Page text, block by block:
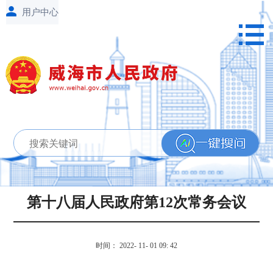
第十八届人民政府第12次常务会议
时间： 2022- 11- 01 09: 42